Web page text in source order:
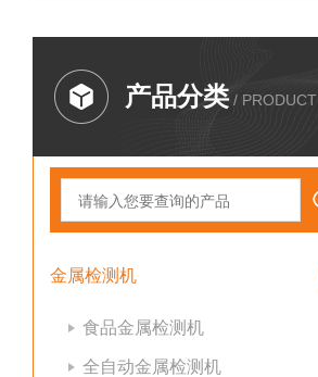
产品分类 / PRODUCT
金属检测机
食品金属检测机
全自动金属检测机